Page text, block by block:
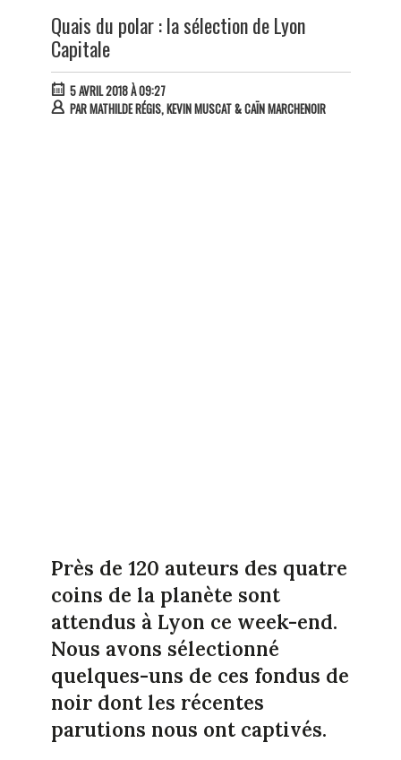
Quais du polar : la sélection de Lyon
Capitale
5 AVRIL 2018 À 09:27
PARMATHILDE RÉGIS, KEVIN MUSCAT & CAÏN MARCHENOIR
Près de 120 auteurs des quatre
coins de la planète sont
attendus à Lyon ce week-end.
Nous avons sélectionné
quelques-uns de ces fondus de
noir dont les récentes
parutions nous ont captivés.